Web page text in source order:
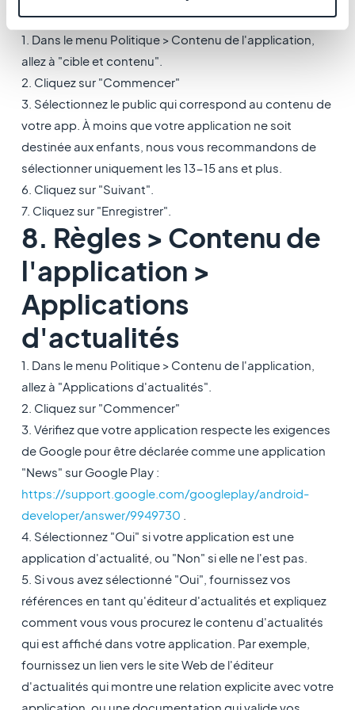
contenu
1. Dans le menu Politique > Contenu de l'application,
allez à "cible et contenu".
2. Cliquez sur "Commencer"
3. Sélectionnez le public qui correspond au contenu de
votre app. À moins que votre application ne soit
destinée aux enfants, nous vous recommandons de
sélectionner uniquement les 13-15 ans et plus.
6. Cliquez sur "Suivant".
7. Cliquez sur "Enregistrer".
8. Règles > Contenu de
l'application >
Applications
d'actualités
1. Dans le menu Politique > Contenu de l'application,
allez à "Applications d'actualités".
2. Cliquez sur "Commencer"
3. Vérifiez que votre application respecte les exigences
de Google pour être déclarée comme une application
"News" sur Google Play :
https://support.google.com/googleplay/android-
developer/answer/9949730
4. Sélectionnez "Oui" si votre application est une
application d'actualité, ou "Non" si elle ne l'est pas.
5. Si vous avez sélectionné "Oui", fournissez vos
références en tant qu'éditeur d'actualités et expliquez
comment vous vous procurez le contenu d'actualités
qui est affiché dans votre application. Par exemple,
fournissez un lien vers le site Web de l'éditeur
d'actualités qui montre une relation explicite avec votre